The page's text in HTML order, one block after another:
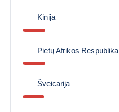
Kinija
Pietų Afrikos Respublika
Šveicarija